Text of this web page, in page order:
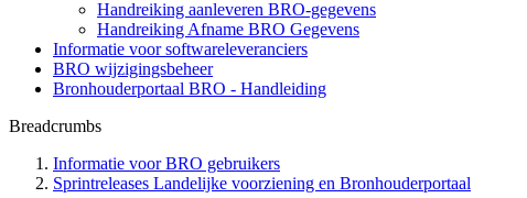
Handreiking aanleveren BRO-gegevens
Handreiking Afname BRO Gegevens
Informatie voor softwareleveranciers
BRO wijzigingsbeheer
Bronhouderportaal BRO - Handleiding
Breadcrumbs
Informatie voor BRO gebruikers
Sprintreleases Landelijke voorziening en Bronhouderportaal